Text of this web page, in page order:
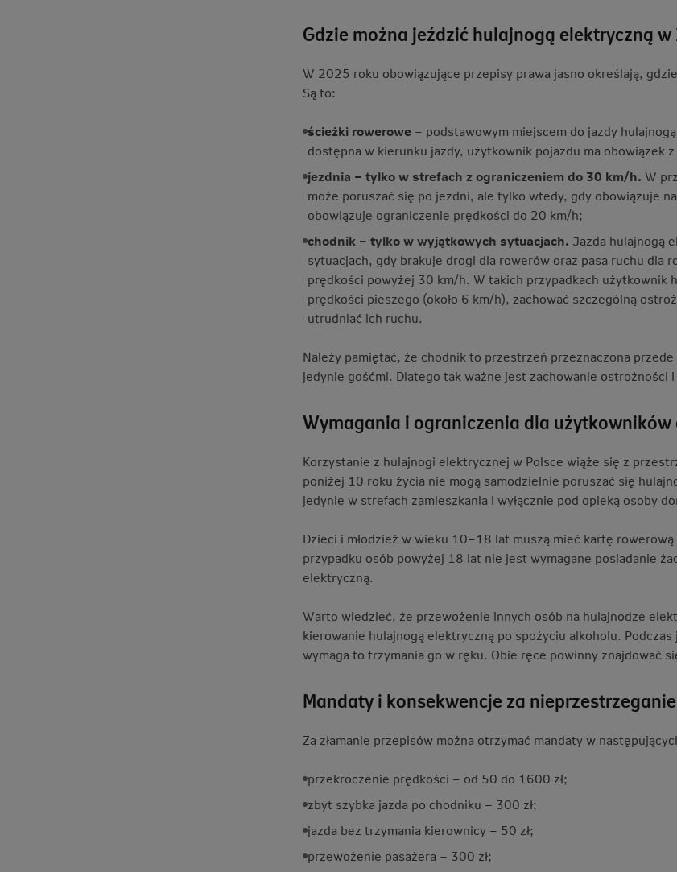
Gdzie można jeździć hulajnogą elektryczną w
W 2025 roku obowiązujące przepisy prawa jasno określają,
Są to:
ścieżki rowerowe – podstawowym miejscem do jazdy
dostępna w kierunku jazdy, użytkownik pojazdu ma obowiązek
jezdnia – tylko w strefach z ograniczeniem do 30 km/h. W
może poruszać się po jezdni, ale tylko wtedy, gdy obowiązuje
obowiązuje ograniczenie prędkości do 20 km/h;
chodnik – tylko w wyjątkowych sytuacjach. Jazda hulajnogą
sytuacjach, gdy brakuje drogi dla rowerów oraz pasa ruchu dla
prędkości powyżej 30 km/h. W takich przypadkach użytkownik
prędkości pieszego (około 6 km/h), zachować szczególną
utrudniać ich ruchu.
Należy pamiętać, że chodnik to przestrzeń przeznaczona
jedynie gośćmi. Dlatego tak ważne jest zachowanie ostrożności
Wymagania i ograniczenia dla
Korzystanie z hulajnogi elektrycznej w Polsce wiąże się z
poniżej 10 roku życia nie mogą samodzielnie poruszać się
jedynie w strefach zamieszkania i wyłącznie pod opieką osoby
Dzieci i młodzież w wieku 10–18 lat muszą mieć kartę
przypadku osób powyżej 18 lat nie jest wymagane posiadanie
elektryczną.
Warto wiedzieć, że przewożenie innych osób na hulajnodze
kierowanie hulajnogą elektryczną po spożyciu alkoholu.
wymaga to trzymania go w ręku. Obie ręce powinny znajdować
Mandaty i konsekwencje za
Za złamanie przepisów można otrzymać mandaty w
przekroczenie prędkości – od 50 do 1600 zł;
zbyt szybka jazda po chodniku – 300 zł;
jazda bez trzymania kierownicy – 50 zł;
przewożenie pasażera – 300 zł;